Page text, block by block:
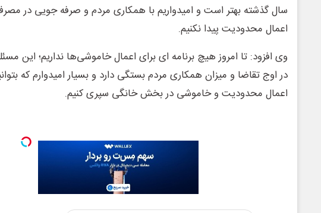
سال گذشته بهتر است و امیدواریم با همکاری مردم و صرفه جویی در مصرف
اعمال محدودیت پیدا نکنیم.
وی افزود: تا امروز هیچ برنامه‌ ای برای اعمال خاموشی‌ها نداریم؛ این
در اوج تقاضا و میزان همکاری مردم بستگی دارد و بسیار امیدوارم که
اعمال محدودیت و خاموشی در بخش خانگی سپری کنیم.